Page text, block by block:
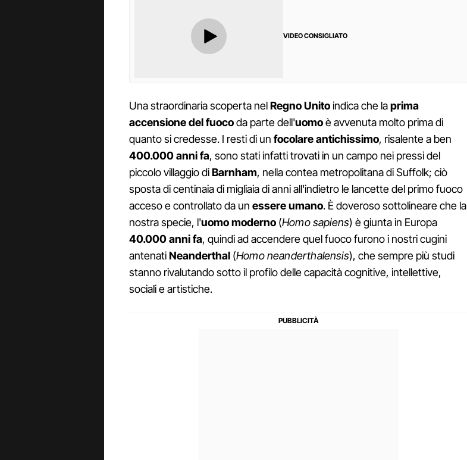
VIDEO CONSIGLIATO
Una straordinaria scoperta nelRegno Unitoindica che laprima
accensione del fuocoda parte dell'uomoè avvenuta molto prima di
quanto si credesse. I resti di un focolare antichissimo, risalente a ben
400.000 anni fa, sono stati infatti trovati in un campo nei pressi del
piccolo villaggio diBarnham, nella contea metropolitana di Suffolk; ciò
sposta di centinaia di migliaia di anni all'indietro le lancette del primo fuoco
acceso e controllato da un essere umano. È doveroso sottolineare che la
nostra specie, l'uomo moderno (Homo sapiens) è giunta in Europa
40.000 anni fa, quindi ad accendere quel fuoco furono i nostri cugini
antenatiNeanderthal (Homo neanderthalensis), che sempre più studi
stanno rivalutando sotto il profilo delle capacità cognitive, intellettive,
sociali e artistiche.